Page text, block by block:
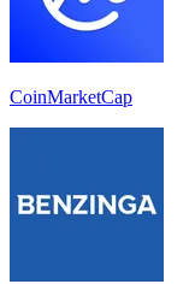
CoinMarketCap